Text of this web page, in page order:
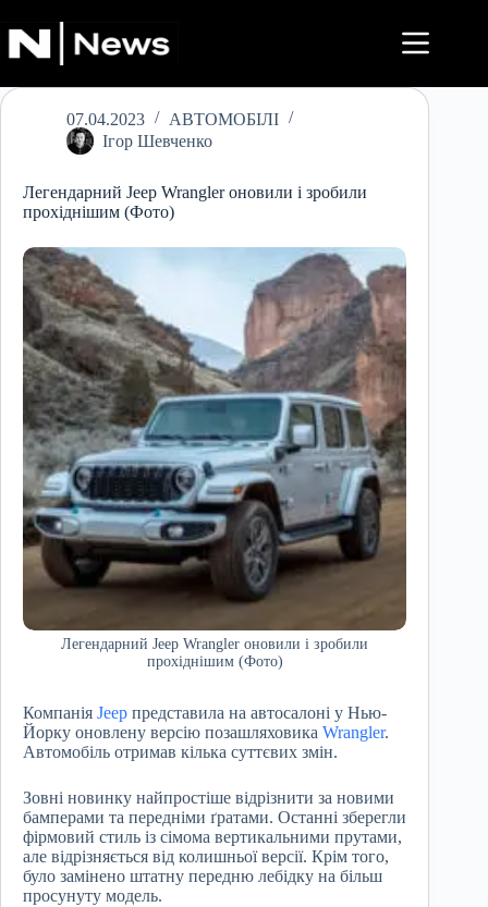
до
вмісту
07.04.2023
АВТОМОБІЛІ
Ігор Шевченко
Легендарний Jeep Wrangler оновили і зробили
прохіднішим (Фото)
Легендарний Jeep Wrangler оновили і зробили
прохіднішим (Фото)
Компанія Jeep представила на автосалоні у Нью-
Йорку оновлену версію позашляховика Wrangler.
Автомобіль отримав кілька суттєвих змін.
Зовні новинку найпростіше відрізнити за новими
бамперами та передніми ґратами. Останні зберегли
фірмовий стиль із сімома вертикальними прутами,
але відрізняється від колишньої версії. Крім того,
було замінено штатну передню лебідку на більш
просунуту модель.